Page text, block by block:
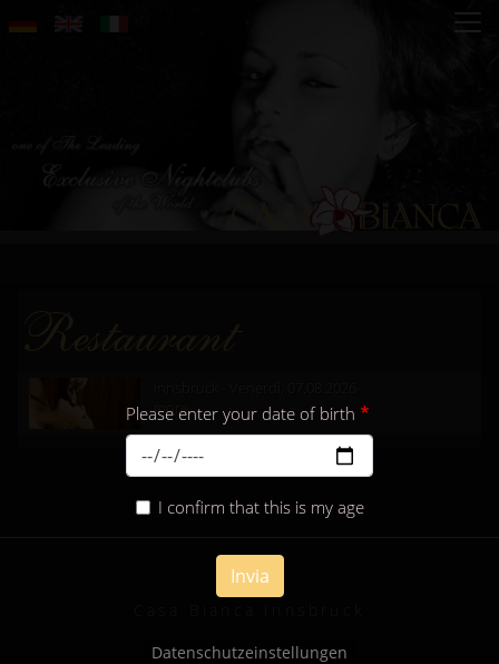
Please enter your date of birth
I confirm that this is my age
Invia
more...
Datenschutzeinstellungen